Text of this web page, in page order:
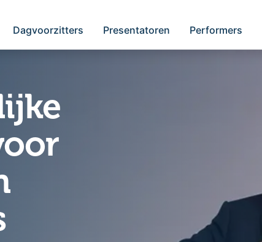
Dagvoorzitters Presentatoren Performers